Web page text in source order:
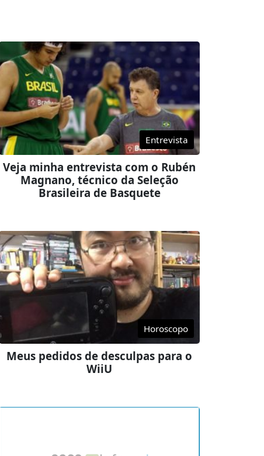
Entrevista
Veja minha entrevista com o Rubén
Magnano, técnico da Seleção
Brasileira de Basquete
Horoscopo
Meus pedidos de desculpas para o
WiiU